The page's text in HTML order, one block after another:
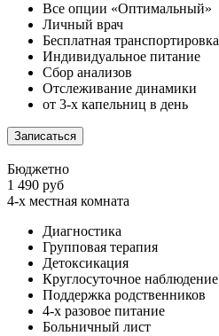
Все опции «Оптимальный»
Личный врач
Бесплатная транспортировка
Индивидуальное питание
Сбор анализов
Отслеживание динамики
от 3-х капельниц в день
Записаться
Бюджетно
1 490 руб
4-х местная комната
Диагностика
Групповая терапия
Детоксикация
Круглосуточное наблюдение
Поддержка родственников
4-х разовое питание
Больничный лист